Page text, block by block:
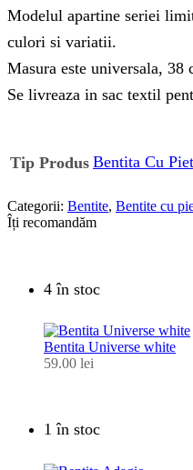
Modelul apartine seriei
culori si variatii.
Masura este universala, 38
Se livreaza in sac textil
Tip Produs Bentita Cu
Categorii: Bentite, Bentite cu
Îți recomandăm
4 în stoc
Bentita Universe white
59.00 lei
1 în stoc